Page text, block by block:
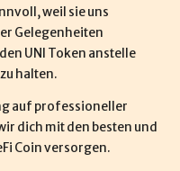
weil sie uns
Gelegenheiten
UNI Token anstelle
halten.
auf professioneller
dich mit den besten und
Coin versorgen.